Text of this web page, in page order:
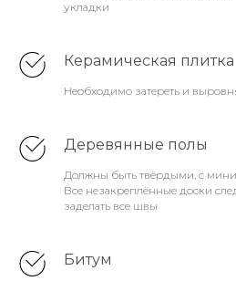
укладки
Керамическая плитка
Необходимо затереть и
Деревянные полы
Должны быть твёрдыми, с
Все незакреплённые доски
заделать все швы
Битум